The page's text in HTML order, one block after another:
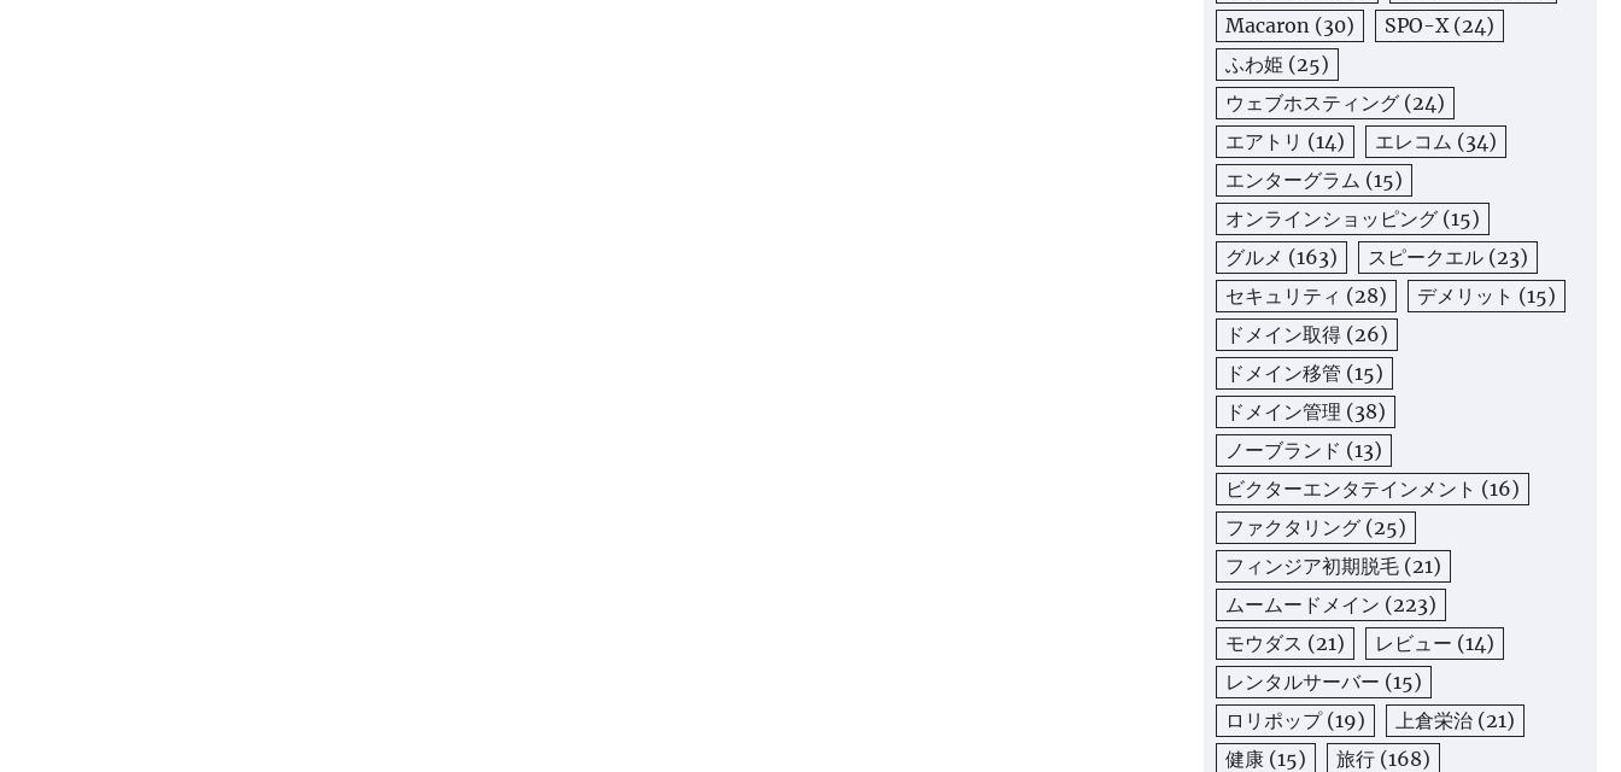
Macaron (30) SPO-X(24)
ふわ姫 (25)
ウェブホスティング (24)
エアトリ (14) エレコム (34)
エンターグラム (15)
オンラインショッピング (15)
グルメ (163) スピークエル (23)
セキュリティ (28) デメリット (15)
ドメイン取得 (26)
ドメイン移管 (15)
ドメイン管理 (38)
ノーブランド (13)
ビクターエンタテインメント (16)
ファクタリング (25)
フィンジア初期脱毛 (21)
ムームードメイン (223)
モウダス (21) レビュー (14)
レンタルサーバー (15)
ロリポップ(19) 上倉栄治 (21)
健康 (15) 旅行 (168)